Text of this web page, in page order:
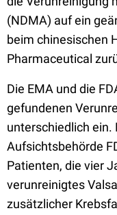
(NDMA) auf ein
beim chinesischen
Pharmaceutical
Die EMA und die
gefundenen
unterschiedlich ein.
Aufsichtsbehörde
Patienten, die vier
verunreinigtes
zusätzlicher